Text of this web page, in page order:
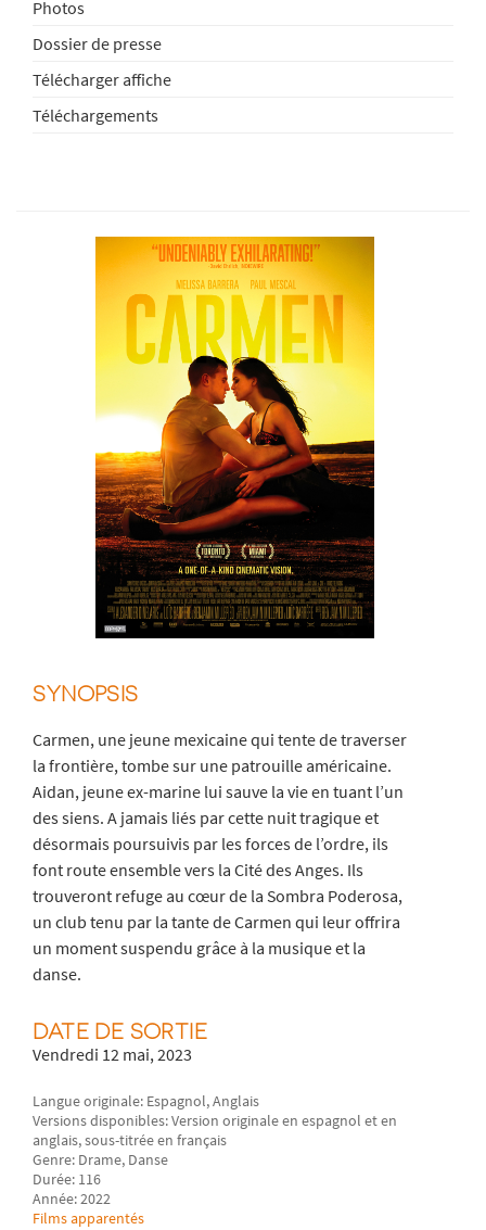
Photos
Dossier de presse
Télécharger affiche
Téléchargements
SYNOPSIS
Carmen, une jeune mexicaine qui tente de traverser
la frontière, tombe sur une patrouille américaine.
Aidan, jeune ex-marine lui sauve la vie en tuant l’un
des siens. A jamais liés par cette nuit tragique et
désormais poursuivis par les forces de l’ordre, ils
font route ensemble vers la Cité des Anges. Ils
trouveront refuge au cœur de la Sombra Poderosa,
un club tenu par la tante de Carmen qui leur offrira
un moment suspendu grâce à la musique et la
danse.
DATE DE SORTIE
Vendredi 12 mai, 2023
Langue originale: Espagnol, Anglais
Versions disponibles: Version originale en espagnol et en
anglais, sous-titrée en français
Genre: Drame, Danse
Durée: 116
Année: 2022
Films apparentés